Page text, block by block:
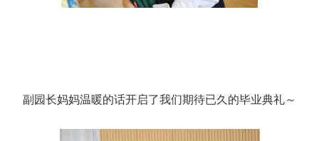
副园长妈妈温暖的话开启了我们期待已久的毕业典礼～